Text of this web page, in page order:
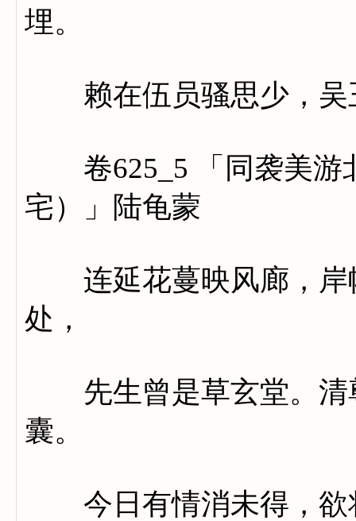
埋。
赖在伍员骚思少，吴
卷625_5 「同袭美游
宅）」陆龟蒙
连延花蔓映风廊，岸
处，
先生曾是草玄堂。清
囊。
今日有情消未得，欲